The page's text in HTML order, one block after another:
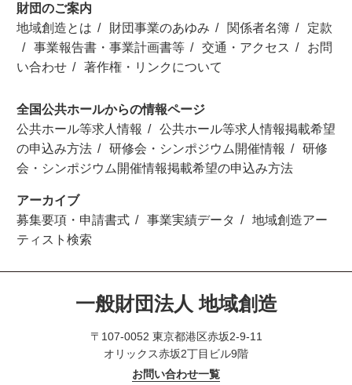
財団のご案内
地域創造とは
財団事業のあゆみ 関係者名簿
定款
事業報告書・事業計画書等
交通・アクセス
お問
い合わせ
著作権・リンクについて
全国公共ホールからの情報ページ
公共ホール等求人情報
公共ホール等求人情報掲載希望
の申込み方法
研修会・シンポジウム開催情報
研修
会・シンポジウム開催情報掲載希望の申込み方法
アーカイブ
募集要項・申請書式
事業実績データ
地域創造アー
ティスト検索
一般財団法人 地域創造
〒107-0052 東京都港区赤坂2-9-11
オリックス赤坂2丁目ビル9階
お問い合わせ一覧